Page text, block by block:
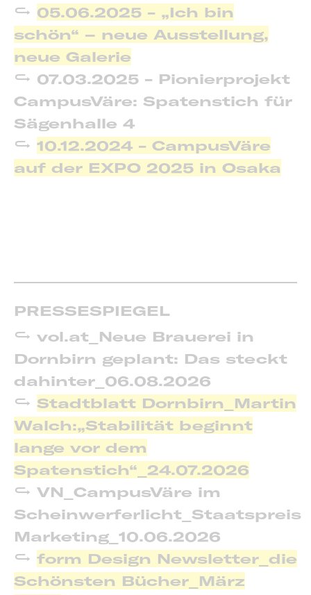
05.06.2025 - „Ich bin
schön“ – neue Ausstellung,
neue Galerie
07.03.2025 - Pionierprojekt
CampusVäre: Spatenstich für
Sägenhalle 4
10.12.2024 - CampusVäre
auf der EXPO 2025 in Osaka
PRESSESPIEGEL
vol.at_Neue Brauerei in
Dornbirn geplant: Das steckt
dahinter_06.08.2026
Stadtblatt Dornbirn_Martin
Walch:„Stabilität beginnt
lange vor dem
Spatenstich“_24.07.2026
VN_CampusVäre im
Scheinwerferlicht_Staatspreis
Marketing_10.06.2026
form Design Newsletter_die
Schönsten Bücher_März